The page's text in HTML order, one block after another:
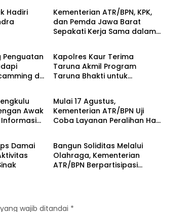
Beruang Terhadap Warga
Hadiri
Kementerian ATR/BPN, KPK,
dan Pemda Jawa Barat
Sepakati Kerja Sama dalam
Daerah
Penguatan
di
Berita
Kapolres Kaur Terima
Taruna Akmil Program
Taruna Bhakti untuk
Awak
Informasi
Berita
Mulai 17 Agustus,
Kementerian ATR/BPN Uji
Coba Layanan Peralihan Hak
Damai
Berita
Bangun Soliditas Melalui
Olahraga, Kementerian
ATR/BPN Berpartisipasi
wajib ditandai *